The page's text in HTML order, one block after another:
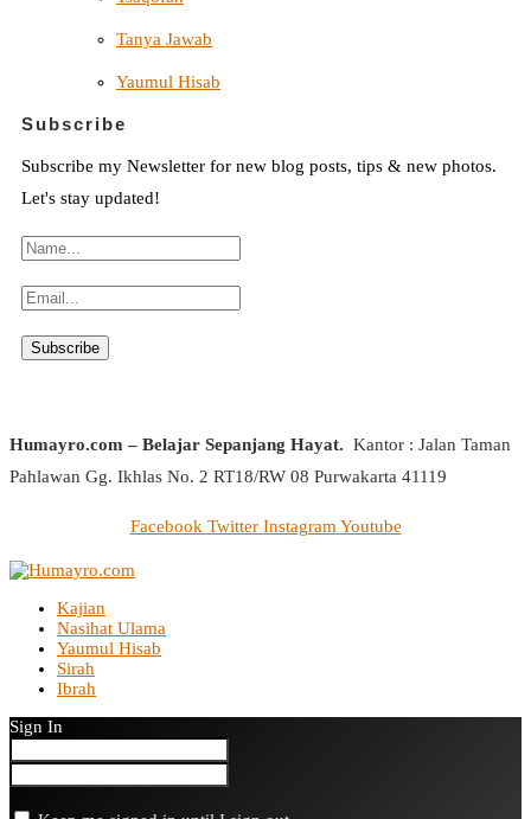
Tanya Jawab
Yaumul Hisab
Subscribe
Subscribe my Newsletter for new blog posts, tips & new photos.
Let's stay updated!
Humayro.com – Belajar Sepanjang Hayat. Kantor : Jalan Taman
Pahlawan Gg. Ikhlas No. 2 RT18/RW 08 Purwakarta 41119
Facebook Twitter Instagram Youtube
Kajian
Nasihat Ulama
Yaumul Hisab
Sirah
Ibrah
Sign In